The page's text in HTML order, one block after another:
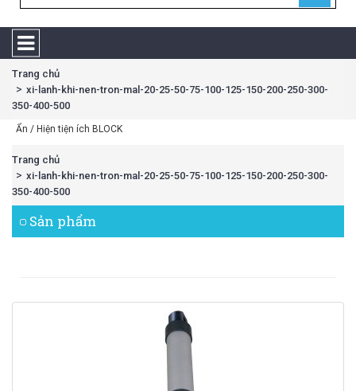
Trang chủ
xi-lanh-khi-nen-tron-mal-20-25-50-75-100-125-150-200-250-300-
350-400-500
Ẩn / Hiện tiện ích BLOCK
Trang chủ
xi-lanh-khi-nen-tron-mal-20-25-50-75-100-125-150-200-250-300-
350-400-500
Sản phẩm